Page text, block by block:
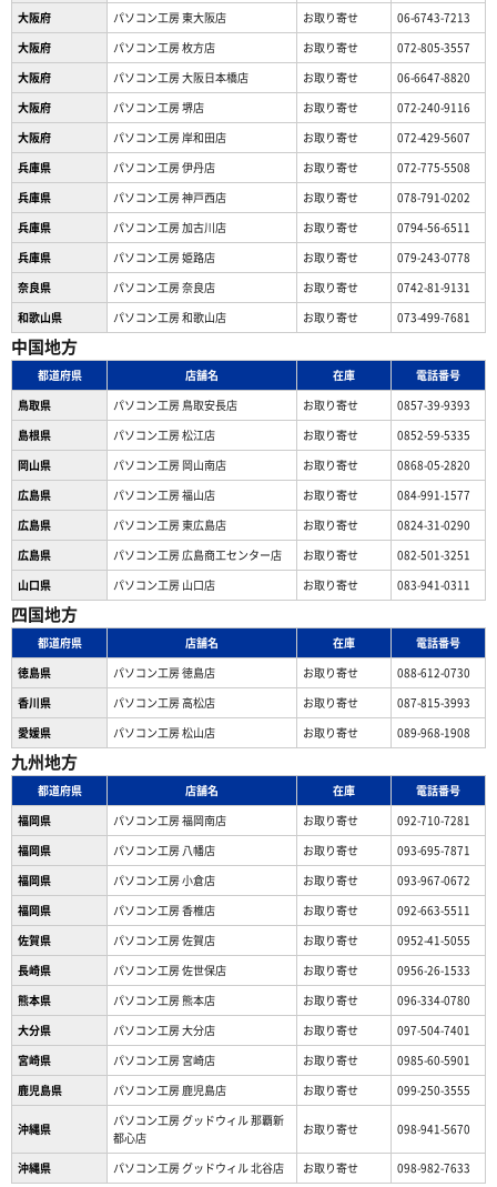
大阪府
パソコン工房 東大阪店 お取り寄せ
06-6743-7213
大阪府
パソコン工房 枚方店 お取り寄せ
072-805-3557
大阪府
パソコン工房 大阪日本橋店 お取り寄せ
06-6647-8820
大阪府
パソコン工房 堺店 お取り寄せ
072-240-9116
大阪府
パソコン工房 岸和田店 お取り寄せ
072-429-5607
兵庫県
パソコン工房 伊丹店 お取り寄せ
072-775-5508
兵庫県
パソコン工房 神戸西店 お取り寄せ
078-791-0202
兵庫県
パソコン工房 加古川店 お取り寄せ
0794-56-6511
兵庫県
パソコン工房 姫路店 お取り寄せ
079-243-0778
奈良県
パソコン工房 奈良店 お取り寄せ
0742-81-9131
和歌山県
パソコン工房 和歌山店 お取り寄せ 073-499-7681
中国地方
都道府県 店舗名 在庫
電話番号
鳥取県
パソコン工房 鳥取安長店 お取り寄せ
0857-39-9393
島根県
パソコン工房 松江店 お取り寄せ
0852-59-5335
岡山県
パソコン工房 岡山南店 お取り寄せ
0868-05-2820
広島県
パソコン工房 福山店 お取り寄せ
084-991-1577
広島県
パソコン工房 東広島店 お取り寄せ
0824-31-0290
広島県
パソコン工房 広島商工センター店 お取り寄せ
082-501-3251
山口県
パソコン工房 山口店 お取り寄せ 083-941-0311
四国地方
都道府県 店舗名 在庫
電話番号
徳島県
パソコン工房 徳島店 お取り寄せ
088-612-0730
香川県
パソコン工房 高松店 お取り寄せ
087-815-3993
愛媛県
パソコン工房 松山店 お取り寄せ 089-968-1908
九州地方
都道府県 店舗名 在庫
電話番号
福岡県
パソコン工房 福岡南店 お取り寄せ
092-710-7281
福岡県
パソコン工房 八幡店 お取り寄せ
093-695-7871
福岡県
パソコン工房 小倉店 お取り寄せ
093-967-0672
福岡県
パソコン工房 香椎店 お取り寄せ
092-663-5511
佐賀県
パソコン工房 佐賀店 お取り寄せ
0952-41-5055
長崎県
パソコン工房 佐世保店 お取り寄せ
0956-26-1533
熊本県
パソコン工房 熊本店 お取り寄せ
096-334-0780
大分県
パソコン工房 大分店 お取り寄せ
097-504-7401
宮崎県
パソコン工房 宮崎店 お取り寄せ
0985-60-5901
鹿児島県
パソコン工房 鹿児島店 お取り寄せ 099-250-3555
沖縄県
パソコン工房 グッドウィル 那覇新
都心店
お取り寄せ 098-941-5670
沖縄県 パソコン工房 グッドウィル 北谷店 お取り寄せ 098-982-7633